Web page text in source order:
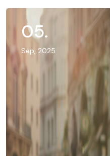
05.
Sep, 2025